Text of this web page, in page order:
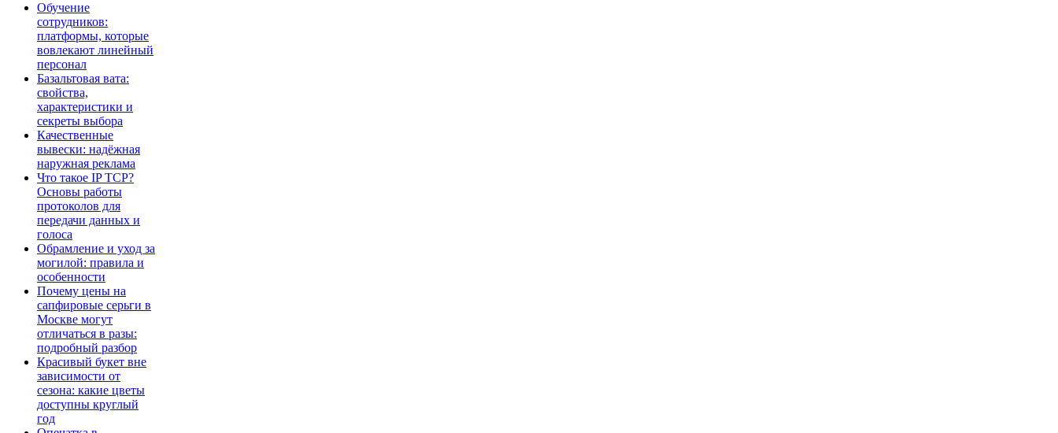
Обучение
сотрудников:
платформы, которые
вовлекают линейный
персонал
Базальтовая вата:
свойства,
характеристики и
секреты выбора
Качественные
вывески: надёжная
наружная реклама
Что такое IP TCP?
Основы работы
протоколов для
передачи данных и
голоса
Обрамление и уход за
могилой: правила и
особенности
Почему цены на
сапфировые серьги в
Москве могут
отличаться в разы:
подробный разбор
Красивый букет вне
зависимости от
сезона: какие цветы
доступны круглый
год